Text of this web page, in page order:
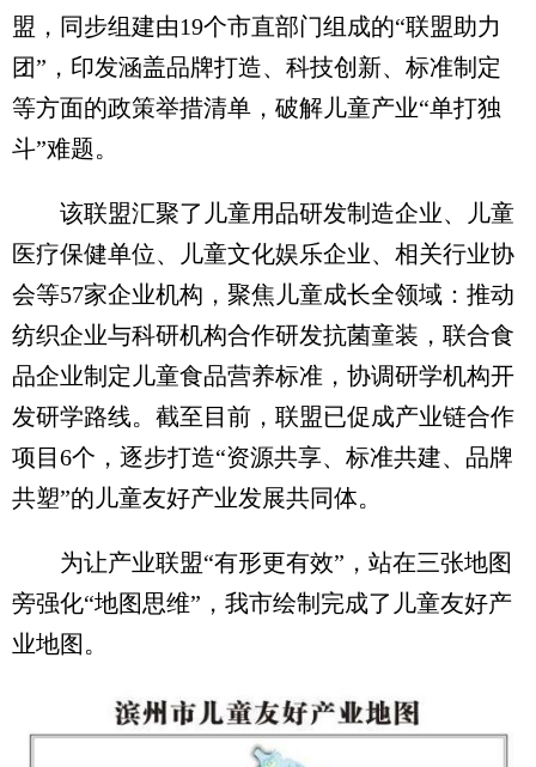
盟，同步组建由19个市直部门组成的“联盟助力
团”，印发涵盖品牌打造、科技创新、标准制定
等方面的政策举措清单，破解儿童产业“单打独
斗”难题。
该联盟汇聚了儿童用品研发制造企业、儿童
医疗保健单位、儿童文化娱乐企业、相关行业协
会等57家企业机构，聚焦儿童成长全领域：推动
纺织企业与科研机构合作研发抗菌童装，联合食
品企业制定儿童食品营养标准，协调研学机构开
发研学路线。截至目前，联盟已促成产业链合作
项目6个，逐步打造“资源共享、标准共建、品牌
共塑”的儿童友好产业发展共同体。
为让产业联盟“有形更有效”，站在三张地图
旁强化“地图思维”，我市绘制完成了儿童友好产
业地图。